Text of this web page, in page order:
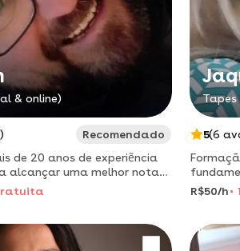
& online)
Recomendado
de 20 anos de experiẽncia
alcançar uma melhor nota
e vestibulares!
Tapes
5(6
R$50/h
1